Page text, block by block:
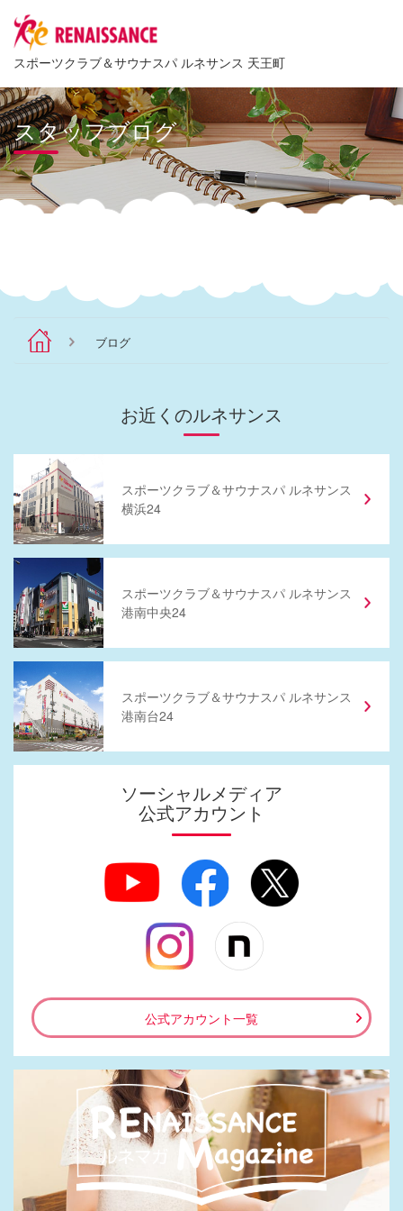
スポーツクラブ＆サウナスパ ルネサンス 天王町
スタッフブログ
ブログ
お近くのルネサンス
スポーツクラブ＆サウナスパ ルネサンス
横浜24
スポーツクラブ＆サウナスパ ルネサンス
港南中央24
スポーツクラブ＆サウナスパ ルネサンス
港南台24
ソーシャルメディア
公式アカウント
公式アカウント一覧